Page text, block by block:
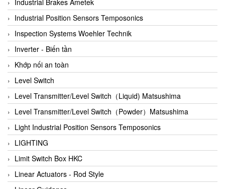
ATC Pneumatic
ATEX System
ATI - IA
ATI (Analytical Technology Inc)
Atos
Atrax
Auma
Autec
Auto Flow
Automatic valve
Aventics
Industrial Position Sensors Temposonics
Inspection Systems Woehler Technik
Inverter - Biến tần
Khớp nối an toàn
Level Switch
Level Transmitter/Level Switch（Liquid) Matsushima
Level Transmitter/Level Switch（Powder）Matsushima
Light Industrial Position Sensors Temposonics
LIGHTING
Limit Switch Box HKC
Linear Actuators - Rod Style